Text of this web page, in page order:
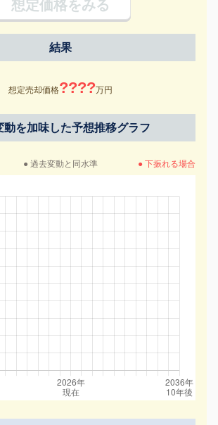
想定価格をみる
結果
想定売却価格????万円
動を加味した予想推移グラフ
● 過去変動と同水準 ● 下振れる場合